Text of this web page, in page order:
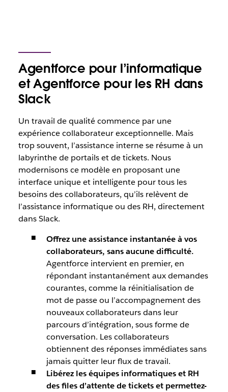
Agentforce pour l’informatique
et Agentforce pour les RH dans
Slack
Un travail de qualité commence par une
expérience collaborateur exceptionnelle. Mais
trop souvent, l’assistance interne se résume à un
labyrinthe de portails et de tickets. Nous
modernisons ce modèle en proposant une
interface unique et intelligente pour tous les
besoins des collaborateurs, qu’ils relèvent de
l’assistance informatique ou des RH, directement
dans Slack.
Offrez une assistance instantanée à vos
collaborateurs, sans aucune difficulté.
Agentforce intervient en premier, en
répondant instantanément aux demandes
courantes, comme la réinitialisation de
mot de passe ou l’accompagnement des
nouveaux collaborateurs dans leur
parcours d’intégration, sous forme de
conversation. Les collaborateurs
obtiennent des réponses immédiates sans
jamais quitter leur flux de travail.
Libérez les équipes informatiques et RH
des files d’attente de tickets et permettez-